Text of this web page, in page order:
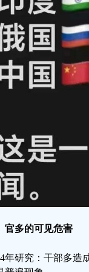
官多的可见危害
年研究：干部多造